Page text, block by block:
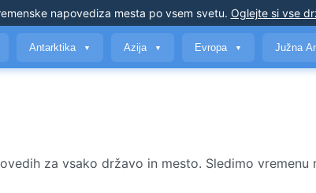
napovediza mesta po vsem svetu. Oglejte si vse
Antarktika ▼ Azija ▼ Evropa ▼ Južna
za vsako državo in mesto. Sledimo vremenu